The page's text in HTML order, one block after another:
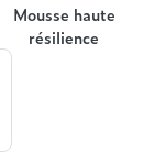
Mousse haute
résilience